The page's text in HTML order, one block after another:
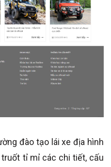
đào tạo lái xe địa hình
tỉ mỉ các chi tiết, cấu